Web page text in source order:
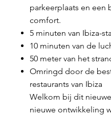
parkeerplaats en een
comfort.
5 minuten van Ibiza-
10 minuten van de
50 meter van het
Omringd door de
restaurants van Ibiza
Welkom bij dit
nieuwe ontwikkeling